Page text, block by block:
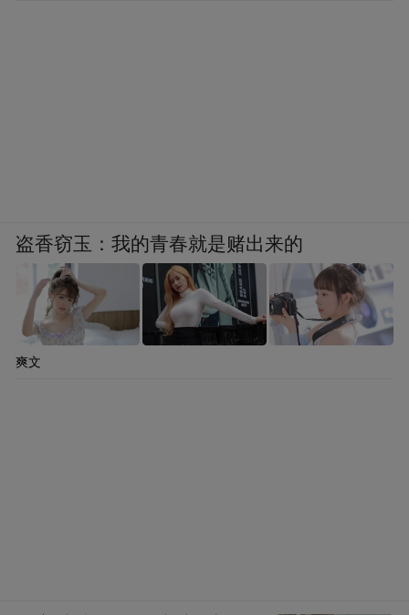
盗香窃玉：我的青春就是赌出来的
爽文